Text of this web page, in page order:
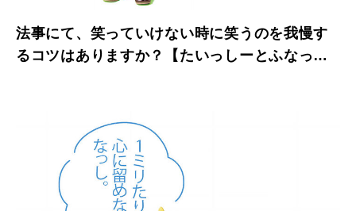
法事にて、笑っていけない時に笑うのを我慢す
るコツはありますか？【たいっしーとふなっし